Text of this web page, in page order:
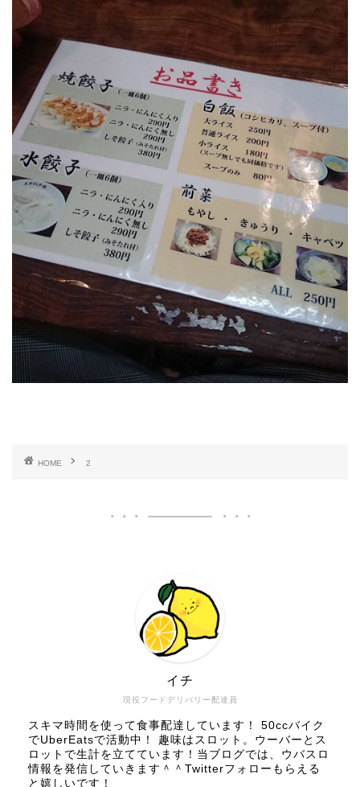
HOME 2
現役フードデリバリー配達員
イチ
スキマ時間を使って食事配達しています！ 50ccバイク
でUberEatsで活動中！ 趣味はスロット。ウーバーとス
ロットで生計を立てています！当ブログでは、ウバスロ
情報を発信していきます＾＾Twitterフォローもらえる
と嬉しいです！